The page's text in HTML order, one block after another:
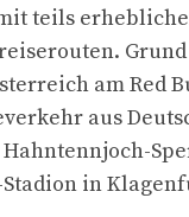
teils
am Red
aus
in